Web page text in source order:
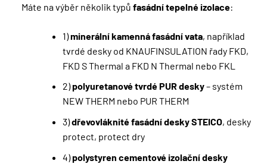
Máte na výběr několik typů fasádní tepelné izolace:
1)minerální kamenná fasádní vata, například
tvrdé desky od KNAUFINSULATION řady FKD,
FKD S Thermal a FKD N Thermal nebo FKL
2)polyuretanové tvrdé PUR desky– systém
NEW THERM nebo PUR THERM
3)dřevovláknité fasádní desky STEICO, desky
protect, protect dry
4)polystyren cementové izolační desky